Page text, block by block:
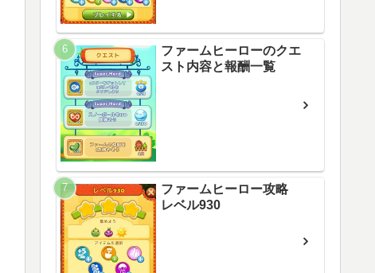
ファームヒーローのクエ
スト内容と報酬一覧
ファームヒーロー攻略
レベル930